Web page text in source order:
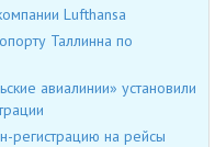
Lufthansa
Таллинна по
авиалинии» установили
регистрацию на рейсы